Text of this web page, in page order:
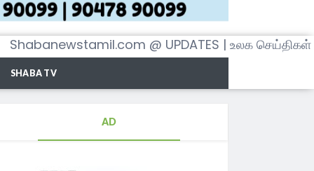
@ UPDATES | உலக செய்திகள்
SHABA TV
AD